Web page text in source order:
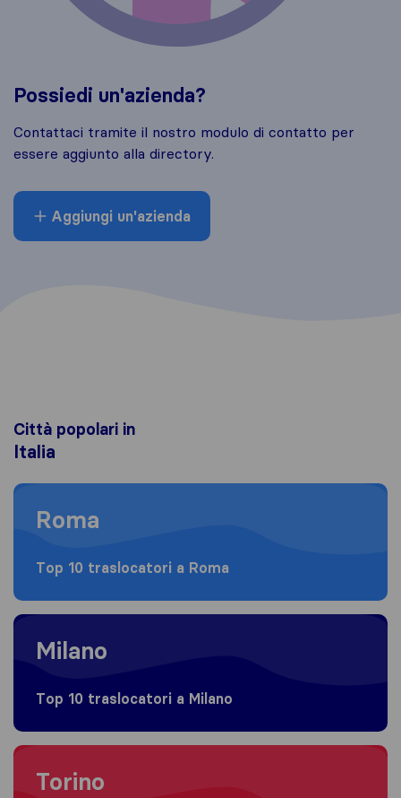
Possiedi un'azienda?
Contattaci tramite il nostro modulo di contatto per
essere aggiunto alla directory.
Aggiungi un'azienda
Città popolari in
Italia
Moving to Roma
Roma
Top 10 traslocatori a Roma
Moving to Milano
Milano
Top 10 traslocatori a Milano
Moving to Torino
Torino